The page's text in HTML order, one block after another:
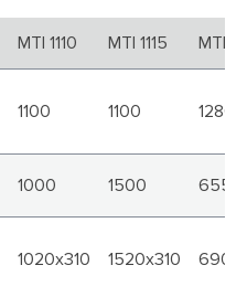
MTI 1110 MTI 1115 MTI
1100 1100 1286
1000 1500 655
1020x310 1520x310